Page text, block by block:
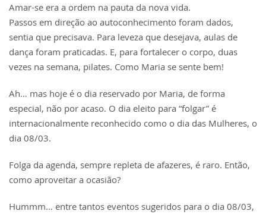
Amar-se era a ordem na pauta da nova vida.
Passos em direção ao autoconhecimento foram dados,
sentia que precisava. Para leveza que desejava, aulas de
dança foram praticadas. E, para fortalecer o corpo, duas
vezes na semana, pilates. Como Maria se sente bem!
Ah… mas hoje é o dia reservado por Maria, de forma
especial, não por acaso. O dia eleito para “folgar” é
internacionalmente reconhecido como o dia das Mulheres, o
dia 08/03.
Folga da agenda, sempre repleta de afazeres, é raro. Então,
como aproveitar a ocasião?
Hummm… entre tantos eventos sugeridos para o dia 08/03,